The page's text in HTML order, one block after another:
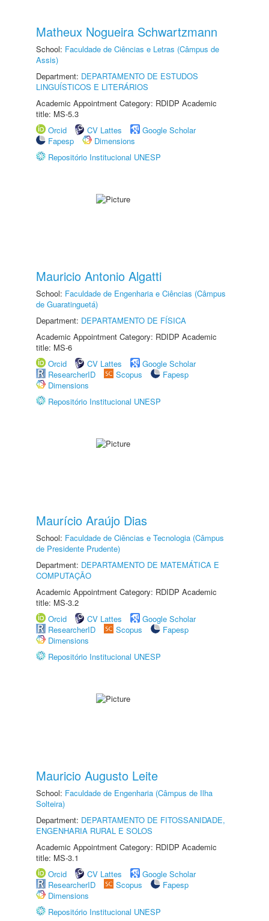
Matheux Nogueira Schwartzmann
School: Faculdade de Ciências e Letras (Câmpus de
Assis)
Department: DEPARTAMENTO DE ESTUDOS
LINGUÍSTICOS E LITERÁRIOS
Academic Appointment Category: RDIDP Academic
title: MS-5.3
Orcid
CV Lattes
Google Scholar
Fapesp
Dimensions
Repositório Institucional UNESP
Mauricio Antonio Algatti
School: Faculdade de Engenharia e Ciências (Câmpus
de Guaratinguetá)
Department: DEPARTAMENTO DE FÍSICA
Academic Appointment Category: RDIDP Academic
title: MS-6
Orcid
CV Lattes
Google Scholar
ResearcherID
Scopus
Fapesp
Dimensions
Repositório Institucional UNESP
Maurício Araújo Dias
School: Faculdade de Ciências e Tecnologia (Câmpus
de Presidente Prudente)
Department: DEPARTAMENTO DE MATEMÁTICA E
COMPUTAÇÃO
Academic Appointment Category: RDIDP Academic
title: MS-3.2
Orcid
CV Lattes
Google Scholar
ResearcherID
Scopus
Fapesp
Dimensions
Repositório Institucional UNESP
Mauricio Augusto Leite
School: Faculdade de Engenharia (Câmpus de Ilha
Solteira)
Department: DEPARTAMENTO DE FITOSSANIDADE,
ENGENHARIA RURAL E SOLOS
Academic Appointment Category: RDIDP Academic
title: MS-3.1
Orcid
CV Lattes
Google Scholar
ResearcherID
Scopus
Fapesp
Dimensions
Repositório Institucional UNESP